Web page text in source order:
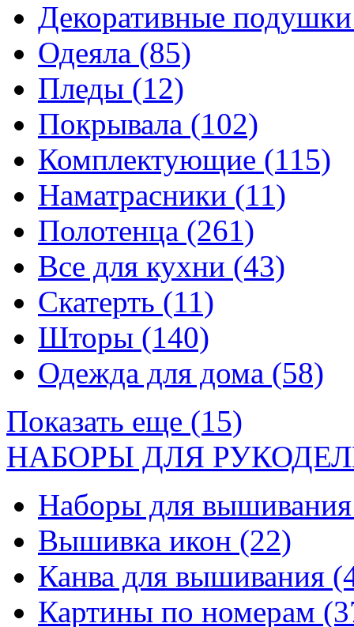
Декоративные
Одеяла (85)
Пледы (12)
Покрывала (102)
Комплектующие (115)
Наматрасники (11)
Полотенца (261)
Все для кухни (43)
Скатерть (11)
Шторы (140)
Одежда для дома (58)
Показать еще (15)
НАБОРЫ ДЛЯ
Наборы для
Вышивка икон (22)
Канва для вышивания
Картины по номерам